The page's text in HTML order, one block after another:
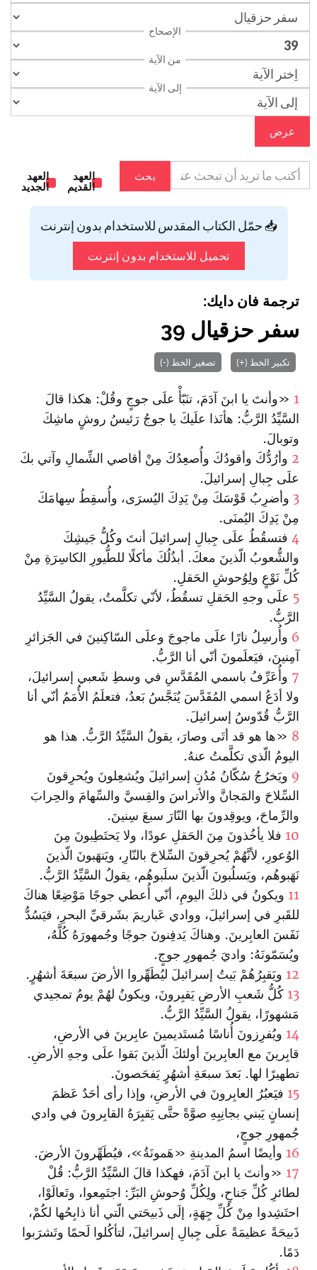
الإصحاح
من الآية
إلى الآية
عرض
بحث
العهد
القديم
العهد
الجديد
📥 حمّل الكتاب المقدس للاستخدام بدون إنترنت
تحميل للاستخدام بدون إنترنت
ترجمة فان دايك:
سفر حزقيال 39
تكبير الخط (+) تصغير الخط (-)
1 «وأنتَ يا ابنَ آدَمَ، تنَبّأْ علَى جوجٍ وقُلْ: هكذا قالَ
السَّيِّدُ الرَّبُّ: هأنَذا علَيكَ يا جوجُ رَئيسُ روشٍ ماشِكَ
وتوبالَ.
2 وأرُدُّكَ وأقودُكَ وأُصعِدُكَ مِنْ أقاصي الشِّمالِ وآتي بكَ
علَى جِبالِ إسرائيلَ.
3 وأضرِبُ قَوْسَكَ مِنْ يَدِكَ اليُسرَى، وأُسقِطُ سِهامَكَ
مِنْ يَدِكَ اليُمنَى.
4 فتسقُطُ علَى جِبالِ إسرائيلَ أنتَ وكُلُّ جَيشِكَ
والشُّعوبُ الّذينَ معكَ. أبذُلُكَ مأكلًا للطُّيورِ الكاسِرَةِ مِنْ
كُلِّ نَوْعٍ ولِوُحوشِ الحَقلِ.
5 علَى وجهِ الحَقلِ تسقُطُ، لأنّي تكلَّمتُ، يقولُ السَّيِّدُ
الرَّبُّ.
6 وأُرسِلُ نارًا علَى ماجوجَ وعلَى السّاكِنينَ في الجَزائرِ
آمِنينَ، فيَعلَمونَ أنّي أنا الرَّبُّ.
7 وأُعَرِّفُ باسمي المُقَدَّسِ في وسطِ شَعبي إسرائيلَ،
ولا أدَعُ اسمي المُقَدَّسَ يُنَجَّسُ بَعدُ، فتعلَمُ الأُمَمُ أنّي أنا
الرَّبُّ قُدّوسُ إسرائيلَ.
8 «ها هو قد أتَى وصارَ، يقولُ السَّيِّدُ الرَّبُّ. هذا هو
اليومُ الّذي تكلَّمتُ عنهُ.
9 ويَخرُجُ سُكّانُ مُدُنِ إسرائيلَ ويُشعِلونَ ويُحرِقونَ
السِّلاحَ والمَجانَّ والأتراسَ والقِسيَّ والسِّهامَ والحِرابَ
والرِّماحَ، ويوقِدونَ بها النّارَ سبعَ سِنينَ.
10 فلا يأخُذونَ مِنَ الحَقلِ عودًا، ولا يَحتَطِبونَ مِنَ
الوُعورِ، لأنَّهُمْ يُحرِقونَ السِّلاحَ بالنّارِ، ويَنهَبونَ الّذينَ
نَهَبوهُم، ويَسلُبونَ الّذينَ سلَبوهُم، يقولُ السَّيِّدُ الرَّبُّ.
11 ويكونُ في ذلكَ اليومِ، أنّي أُعطي جوجًا مَوْضِعًا هناكَ
للقَبرِ في إسرائيلَ، ووادي عَباريمَ بشَرقيِّ البحرِ، فيَسُدُّ
نَفَسَ العابِرينَ. وهناكَ يَدفِنونَ جوجًا وجُمهورَهُ كُلَّهُ،
ويُسَمّونَهُ: واديَ جُمهورِ جوجٍ.
12 ويَقبِرُهُمْ بَيتُ إسرائيلَ ليُطَهِّروا الأرضَ سبعَةَ أشهُرٍ.
13 كُلُّ شَعبِ الأرضِ يَقبِرونَ، ويكونُ لهُمْ يومُ تمجيدي
مَشهورًا، يقولُ السَّيِّدُ الرَّبُّ.
14 ويُفرِزونَ أُناسًا مُستَديمينَ عابِرينَ في الأرضِ،
قابِرينَ مع العابِرينَ أولئكَ الّذينَ بَقوا علَى وجهِ الأرضِ.
تطهيرًا لها. بَعدَ سبعَةِ أشهُرٍ يَفحَصونَ.
15 فيَعبُرُ العابِرونَ في الأرضِ، وإذا رأى أحَدٌ عَظمَ
إنسانٍ يَبني بجانِبِهِ صوَّةً حتَّى يَقبِرَهُ القابِرونَ في وادي
جُمهورِ جوجٍ،
16 وأيضًا اسمُ المدينةِ «هَمونَةُ»، فيُطَهِّرونَ الأرضَ.
17 «وأنتَ يا ابنَ آدَمَ، فهكذا قالَ السَّيِّدُ الرَّبُّ: قُلْ
لطائرِ كُلِّ جَناحٍ، ولِكُلِّ وُحوشِ البَرِّ: اجتَمِعوا، وتَعالَوْا،
احتَشِدوا مِنْ كُلِّ جِهَةٍ، إلَى ذَبيحَتي الّتي أنا ذابِحُها لكُمْ،
ذَبيحَةً عظيمَةً علَى جِبالِ إسرائيلَ، لتأكُلوا لَحمًا وتَشرَبوا
دَمًا.